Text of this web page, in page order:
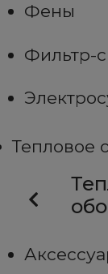
Фены
Фильтр-
Тепловое